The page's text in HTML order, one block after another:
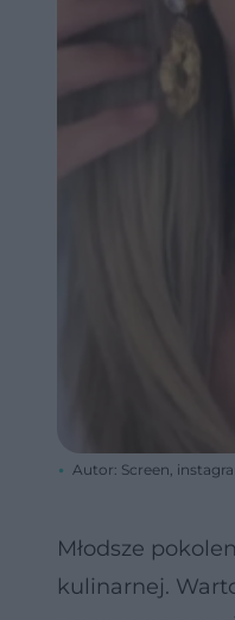
Autor: Screen,
Młodsze
kulinarnej.